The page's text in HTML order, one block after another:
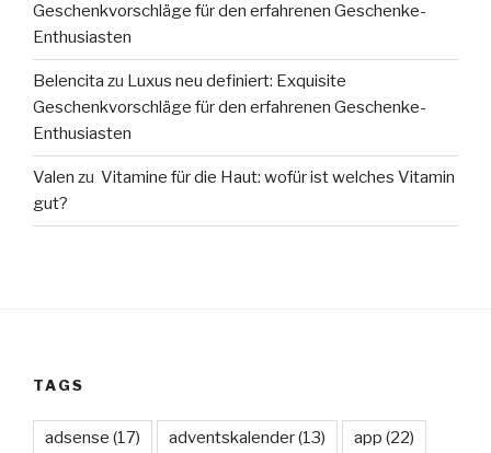
Geschenkvorschläge für den erfahrenen Geschenke-
Enthusiasten
Belencita zu Luxus neu definiert: Exquisite
Geschenkvorschläge für den erfahrenen Geschenke-
Enthusiasten
Valen zu Vitamine für die Haut: wofür ist welches Vitamin
gut?
TAGS
adsense (17) adventskalender(13) app (22)